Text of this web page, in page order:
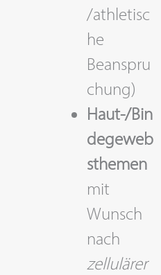
/athletisc
he
Beanspru
chung)
Haut-/Bin
degeweb
sthemen
mit
Wunsch
nach
zellulärer